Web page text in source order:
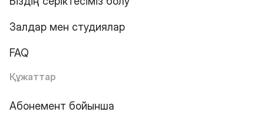
Залдар мен студиялар
FAQ
Құжаттар
Абонемент бойынша